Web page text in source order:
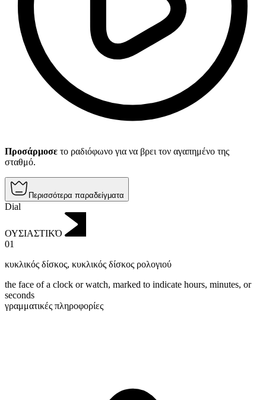
Προσάρμοσε το ραδιόφωνο για να βρει τον αγαπημένο της
σταθμό.
Περισσότερα παραδείγματα
Dial
ΟΥΣΙΑΣΤΙΚΌ
01
κυκλικός δίσκος, κυκλικός δίσκος ρολογιού
the face of a clock or watch, marked to indicate hours, minutes, or
seconds
γραμματικές πληροφορίες